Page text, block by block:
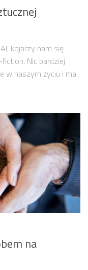
kojarzy nam się
Nic bardziej
w naszym życiu i ma
na